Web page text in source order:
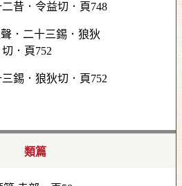
昔．令益切．頁748
錫．狼狄切．頁752
類篇